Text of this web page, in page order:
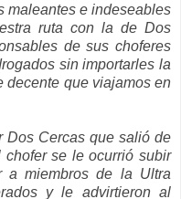
maleantes e indeseables
ruta con la de Dos
de sus choferes
sin importarles la
decente que viajamos en
Dos Cercas que salió de
se le ocurrió subir
miembros de la Ultra
y le advirtieron al